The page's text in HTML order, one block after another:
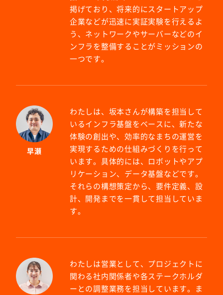
掲げており、将来的にスタートアップ
企業などが迅速に実証実験を行えるよ
う、ネットワークやサーバーなどのイ
ンフラを整備することがミッションの
一つです。
早瀬
わたしは、坂本さんが構築を担当して
いるインフラ基盤をベースに、新たな
体験の創出や、効率的なまちの運営を
実現するための仕組みづくりを行って
います。具体的には、ロボットやアプ
リケーション、データ基盤などです。
それらの構想策定から、要件定義、設
計、開発までを一貫して担当していま
す。
わたしは営業として、プロジェクトに
関わる社内関係者や各ステークホルダ
ーとの調整業務を担当しています。ま